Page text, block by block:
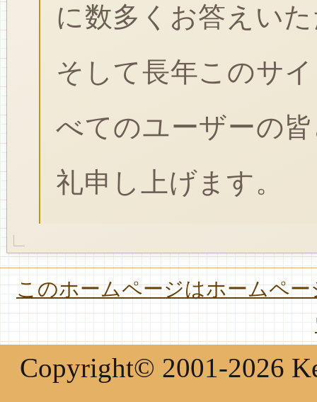
に数多くお答えい
そして長年このサ
べてのユーザーの
礼申し上げます。
このホームページはホームペ
Copyright© 2001-2026